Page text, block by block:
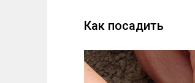
Как посадить